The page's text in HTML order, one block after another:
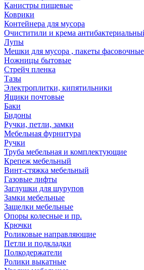
Канистры пищевые
Коврики
Контейнера для мусора
Очиститили и крема
Лупы
Мешки для мусора , пакеты фасовочные
Ножницы бытовые
Стрейч пленка
Тазы
Электроплитки, кипятильники
Ящики почтовые
Баки
Бидоны
Ручки, петли, замки
Мебельная фурнитура
Ручки
Труба мебельная и комплектующие
Крепеж мебельный
Винт-стяжка мебельный
Газовые лифты
Заглушки для шурупов
Замки мебельные
Защелки мебельные
Опоры колесные и пр.
Крючки
Роликовые направляющие
Петли и подкладки
Полкодержатели
Ролики выкатные